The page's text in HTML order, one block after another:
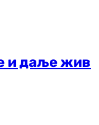
и даље жив